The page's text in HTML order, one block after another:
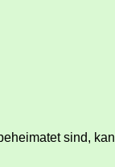
sind,